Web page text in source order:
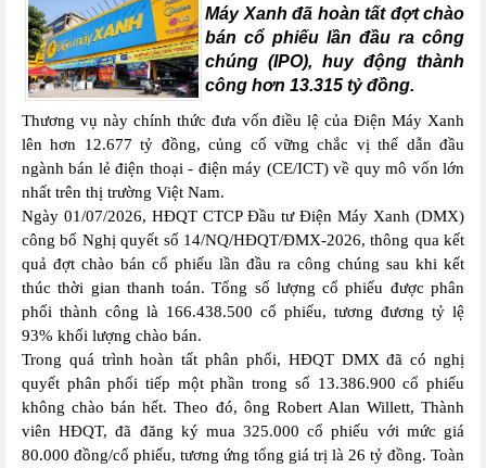
Máy Xanh đã hoàn tất đợt chào
bán cổ phiếu lần đầu ra công
chúng (IPO), huy động thành
công hơn 13.315 tỷ đồng.
Thương vụ này chính thức đưa vốn điều lệ của Điện Máy Xanh
lên hơn 12.677 tỷ đồng, củng cố vững chắc vị thế dẫn đầu
ngành bán lẻ điện thoại - điện máy (CE/ICT) về quy mô vốn lớn
nhất trên thị trường Việt Nam.
Ngày 01/07/2026, HĐQT CTCP Đầu tư Điện Máy Xanh (DMX)
công bố Nghị quyết số 14/NQ/HĐQT/ĐMX-2026, thông qua kết
quả đợt chào bán cổ phiếu lần đầu ra công chúng sau khi kết
thúc thời gian thanh toán. Tổng số lượng cổ phiếu được phân
phối thành công là 166.438.500 cổ phiếu, tương đương tỷ lệ
93% khối lượng chào bán.
Trong quá trình hoàn tất phân phối, HĐQT DMX đã có nghị
quyết phân phối tiếp một phần trong số 13.386.900 cổ phiếu
không chào bán hết. Theo đó, ông Robert Alan Willett, Thành
viên HĐQT, đã đăng ký mua 325.000 cổ phiếu với mức giá
80.000 đồng/cổ phiếu, tương ứng tổng giá trị là 26 tỷ đồng. Toàn